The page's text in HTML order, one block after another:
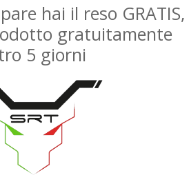
hai il reso GRATIS,
gratuitamente
5 giorni